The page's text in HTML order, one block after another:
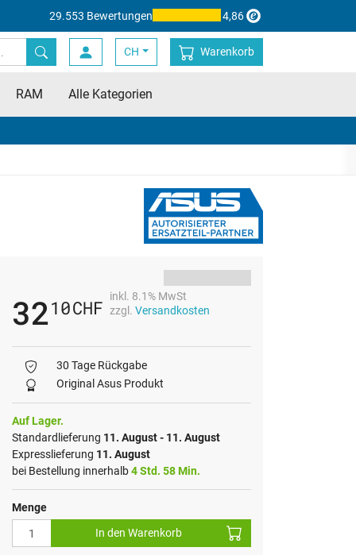
29.553 Bewertungen 4,86
CH Warenkorb
RAM Alle Kategorien
3210CHF
inkl. 8.1% MwSt
zzgl. Versandkosten
30 Tage Rückgabe
Original Asus Produkt
Auf Lager.
Standardlieferung 11. August - 11. August
Expresslieferung 11. August
bei Bestellung innerhalb4 Std. 58 Min.
Menge
In den Warenkorb